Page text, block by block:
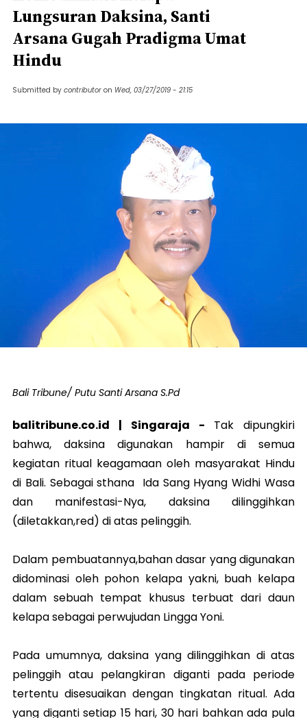
Lungsuran Daksina, Santi
Arsana Gugah Pradigma Umat
Hindu
Submitted by contributor on Wed, 03/27/2019 - 21:15
Bali Tribune/ Putu Santi Arsana S.Pd
balitribune.co.id | Singaraja - Tak dipungkiri
bahwa, daksina digunakan hampir di semua
kegiatan ritual keagamaan oleh masyarakat Hindu
di Bali. Sebagai sthana Ida Sang Hyang Widhi Wasa
dan manifestasi-Nya, daksina dilinggihkan
(diletakkan,red) di atas pelinggih.
Dalam pembuatannya,bahan dasar yang digunakan
didominasi oleh pohon kelapa yakni, buah kelapa
dalam sebuah tempat khusus terbuat dari daun
kelapa sebagai perwujudan Lingga Yoni.
Pada umumnya, daksina yang dilinggihkan di atas
pelinggih atau pelangkiran diganti pada periode
tertentu disesuaikan dengan tingkatan ritual. Ada
yang diganti setiap 15 hari, 30 hari bahkan ada pula